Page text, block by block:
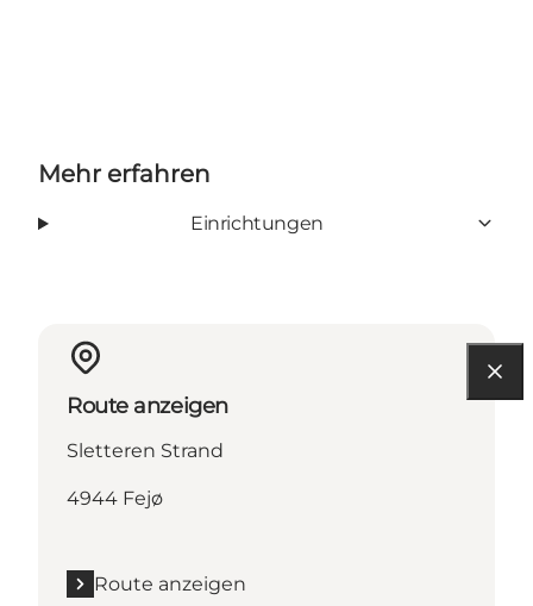
Mehr erfahren
Einrichtungen
Route anzeigen
Sletteren Strand
4944 Fejø
Route anzeigen